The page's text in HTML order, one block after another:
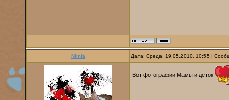
Nimfa Дата: Среда, 19.05.2010, 10:55 |
Вот фотографии Мамы и деток